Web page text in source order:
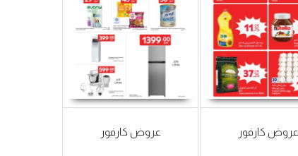
عروض كارفور عروض كارفور